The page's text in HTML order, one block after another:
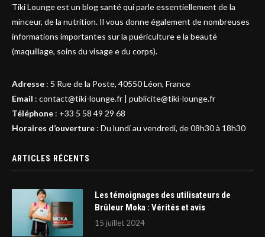
Tiki Lounge est un blog santé qui parle essentiellement de la
minceur, de la nutrition. Il vous donne également de nombreuses
informations importantes sur la puériculture e la beauté
(maquillage, soins du visage e du corps).
Adresse : 5 Rue de la Poste, 40550 Léon, France
Email : contact@tiki-lounge.fr | publicite@tiki-lounge.fr
Téléphone : +33 5 58 49 29 68
Horaires d’ouverture : Du lundi au vendredi, de 08h30 à 18h30
ARTICLES RÉCENTS
Les témoignages des utilisateurs de
Brûleur Moka : Vérités et avis
15 juillet 2024